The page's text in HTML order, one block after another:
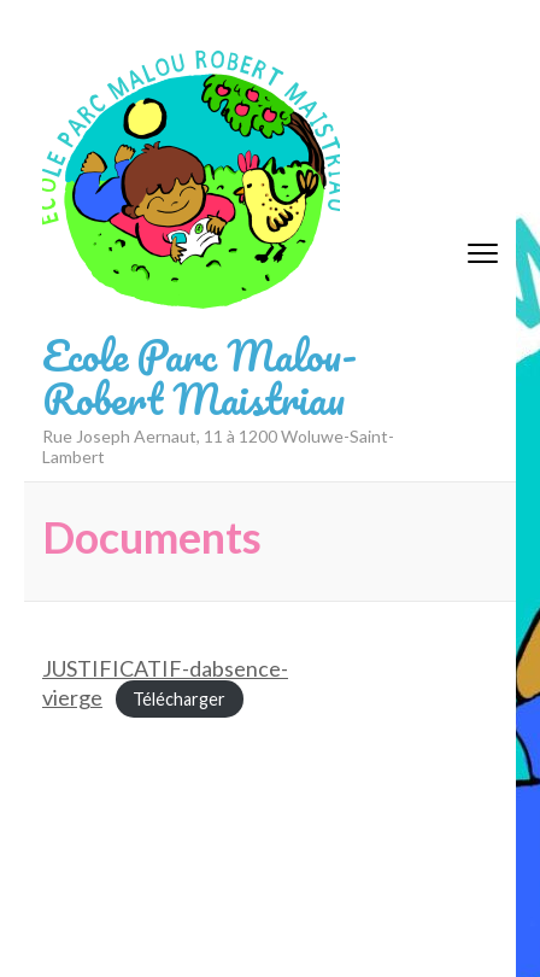
contenu
(Pressez
Entrée)
Ecole Parc Malou-
Robert Maistriau
Rue Joseph Aernaut, 11 à 1200 Woluwe-Saint-
Lambert
Documents
JUSTIFICATIF-dabsence-
vierge
Télécharger